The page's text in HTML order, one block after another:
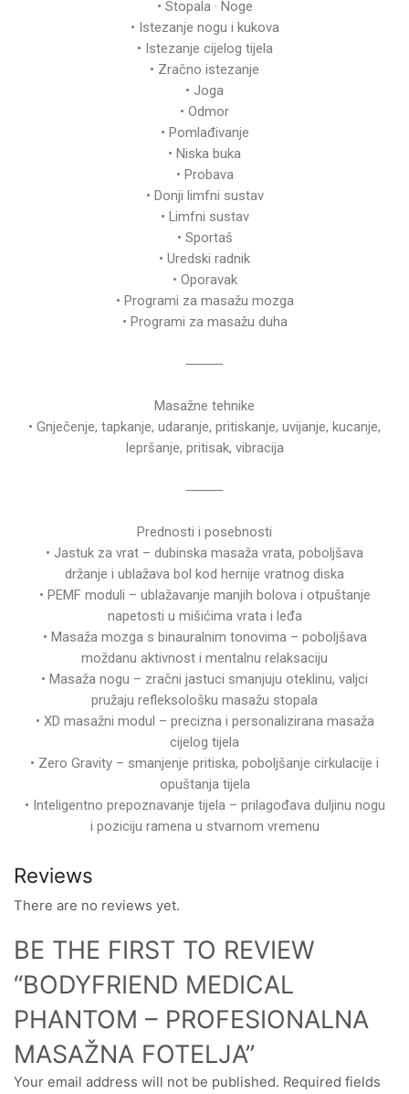
• Stopala · Noge
• Istezanje nogu i kukova
• Istezanje cijelog tijela
• Zračno istezanje
• Joga
• Odmor
• Pomlađivanje
• Niska buka
• Probava
• Donji limfni sustav
• Limfni sustav
• Sportaš
• Uredski radnik
• Oporavak
• Programi za masažu mozga
• Programi za masažu duha
⸻
Masažne tehnike
• Gnječenje, tapkanje, udaranje, pritiskanje, uvijanje, kucanje,
lepršanje, pritisak, vibracija
⸻
Prednosti i posebnosti
• Jastuk za vrat – dubinska masaža vrata, poboljšava
držanje i ublažava bol kod hernije vratnog diska
• PEMF moduli – ublažavanje manjih bolova i otpuštanje
napetosti u mišićima vrata i leđa
• Masaža mozga s binauralnim tonovima – poboljšava
moždanu aktivnost i mentalnu relaksaciju
• Masaža nogu – zračni jastuci smanjuju oteklinu, valjci
pružaju refleksološku masažu stopala
• XD masažni modul – precizna i personalizirana masaža
cijelog tijela
• Zero Gravity – smanjenje pritiska, poboljšanje cirkulacije i
opuštanja tijela
• Inteligentno prepoznavanje tijela – prilagođava duljinu nogu
i poziciju ramena u stvarnom vremenu
Reviews
There are no reviews yet.
BE THE FIRST TO REVIEW
“BODYFRIEND MEDICAL
PHANTOM – PROFESIONALNA
MASAŽNA FOTELJA”
Your email address will not be published. Required fields